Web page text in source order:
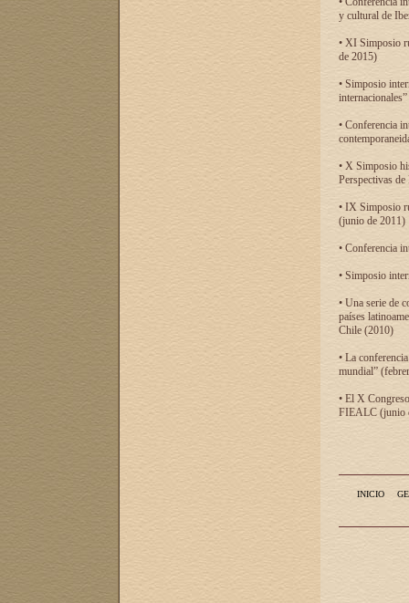
y cultural de
• XI Simposio
de 2015)
• Simposio
• Conferencia
• X Simposio
Perspectivas
• IX Simposio
(junio de 2011)
• Conferencia
• Simposio
• Una serie de
países
Chile (2010)
• La
mundial”
• El X
FIEALC (junio
INICIO